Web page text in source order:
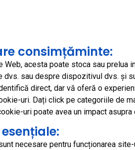
consimțăminte:
Web, acesta poate stoca sau
sau despre dispozitivul dvs. și
direct, dar vă oferă o
uri. Dați click pe categoriile de
uri poate avea un impact
necesare pentru funcționarea